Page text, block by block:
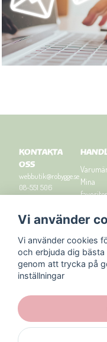
KONTAKTA
OSS
webbutik@robygge.se
08-551 506
Orgnummer: 556463-
Mina
favoriter
Om
Vi använder
Vi använder cookies
och erbjuda dig
genom att trycka på
inställningar